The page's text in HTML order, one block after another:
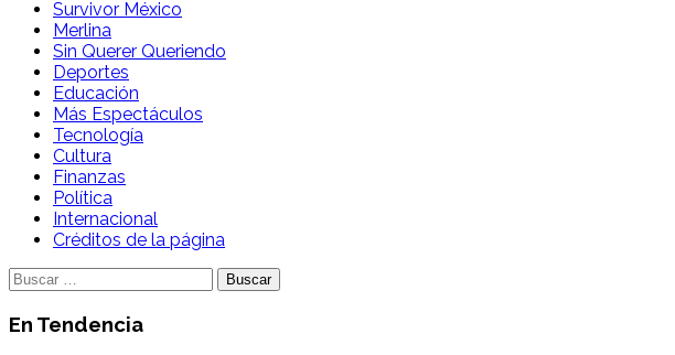
Survivor México
Merlina
Sin Querer Queriendo
Deportes
Educación
Más Espectáculos
Tecnología
Cultura
Finanzas
Política
Internacional
Créditos de la página
Buscar:
En Tendencia